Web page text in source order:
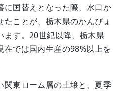
に国替えとなった際、水口か
たことが、栃木県のかんぴょ
ます。20世紀以降、栃木県
在では国内生産の98%以上を
関東ローム層の土壌と、夏季